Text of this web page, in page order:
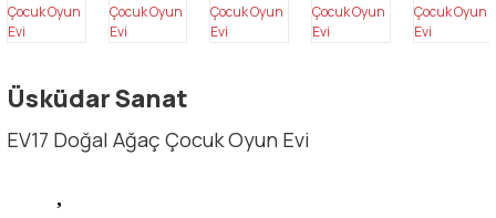
Üsküdar Sanat
EV17 Doğal Ağaç Çocuk Oyun Evi